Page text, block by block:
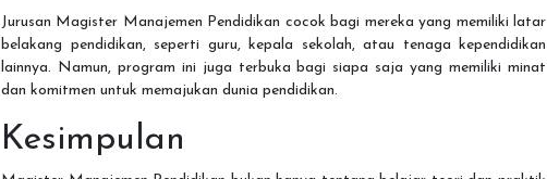
Jurusan Magister Manajemen Pendidikan cocok bagi mereka yang memiliki latar
belakang pendidikan, seperti guru, kepala sekolah, atau tenaga kependidikan
lainnya. Namun, program ini juga terbuka bagi siapa saja yang memiliki minat
dan komitmen untuk memajukan dunia pendidikan.
Kesimpulan